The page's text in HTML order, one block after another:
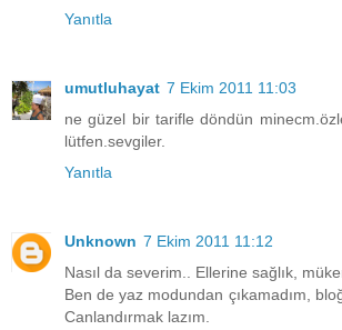
Yanıtla
umutluhayat 7 Ekim 2011 11:03
ne güzel bir tarifle döndün
lütfen.sevgiler.
Yanıtla
Unknown 7 Ekim 2011 11:12
Nasıl da severim.. Ellerine sağlık,
Ben de yaz modundan çıkamadım,
Canlandırmak lazım.